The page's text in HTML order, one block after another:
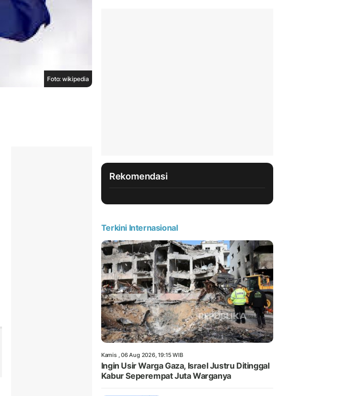
Foto: wikipedia
Rekomendasi
Terkini Internasional
Kamis , 06 Aug 2026, 19:15 WIB
Ingin Usir Warga Gaza, Israel Justru Ditinggal
Kabur Seperempat Juta Warganya